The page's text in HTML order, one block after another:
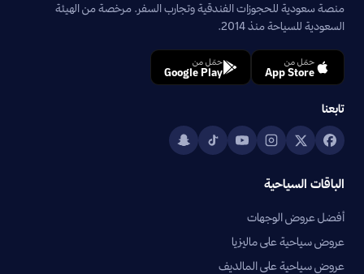
منصة سعودية للحجوزات الفندقية وتجارب السفر. مرخصة من الهيئة
السعودية للسياحة منذ 2014.
حمّل من
App Store
حمّل من
Google Play
تابعنا
الباقات السياحية
أفضل عروض الوجهات
عروض سياحية على ماليزيا
عروض سياحية على المالديف